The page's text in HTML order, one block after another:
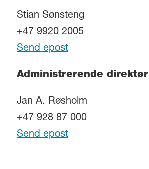
Stian Sønsteng
+47 9920 2005
Send epost
Administrerende direktør
Jan A. Røsholm
+47 928 87 000
Send epost